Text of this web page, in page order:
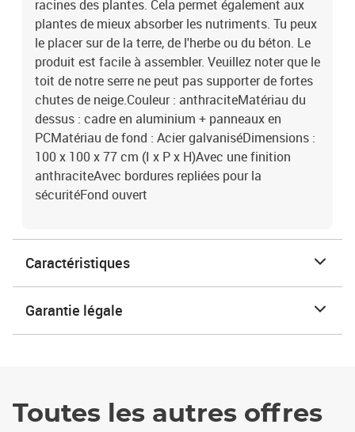
racines des plantes. Cela permet également aux
plantes de mieux absorber les nutriments. Tu peux
le placer sur de la terre, de l'herbe ou du béton. Le
produit est facile à assembler. Veuillez noter que le
toit de notre serre ne peut pas supporter de fortes
chutes de neige.Couleur : anthraciteMatériau du
dessus : cadre en aluminium + panneaux en
PCMatériau de fond : Acier galvaniséDimensions :
100 x 100 x 77 cm (I x P x H)Avec une finition
anthraciteAvec bordures repliées pour la
sécuritéFond ouvert
Caractéristiques
Garantie légale
Toutes les autres offres